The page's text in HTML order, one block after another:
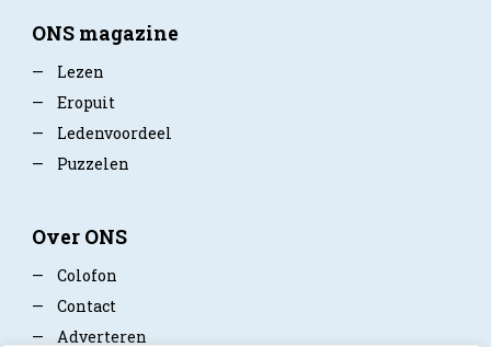
ONS magazine
—
Lezen
—
Eropuit
—
Ledenvoordeel
—
Puzzelen
Over ONS
—
Colofon
—
Contact
—
Adverteren